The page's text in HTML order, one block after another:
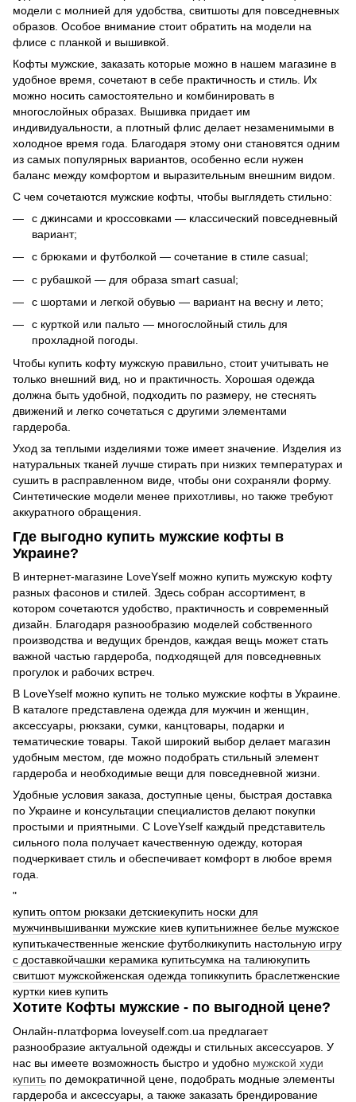
модели с молнией для удобства, свитшоты для повседневных
образов. Особое внимание стоит обратить на модели на
флисе с планкой и вышивкой.
Кофты мужские, заказать которые можно в нашем магазине в
удобное время, сочетают в себе практичность и стиль. Их
можно носить самостоятельно и комбинировать в
многослойных образах. Вышивка придает им
индивидуальности, а плотный флис делает незаменимыми в
холодное время года. Благодаря этому они становятся одним
из самых популярных вариантов, особенно если нужен
баланс между комфортом и выразительным внешним видом.
С чем сочетаются мужские кофты, чтобы выглядеть стильно:
с джинсами и кроссовками — классический повседневный
вариант;
с брюками и футболкой — сочетание в стиле casual;
с рубашкой — для образа smart casual;
с шортами и легкой обувью — вариант на весну и лето;
с курткой или пальто — многослойный стиль для
прохладной погоды.
Чтобы купить кофту мужскую правильно, стоит учитывать не
только внешний вид, но и практичность. Хорошая одежда
должна быть удобной, подходить по размеру, не стеснять
движений и легко сочетаться с другими элементами
гардероба.
Уход за теплыми изделиями тоже имеет значение. Изделия из
натуральных тканей лучше стирать при низких температурах и
сушить в расправленном виде, чтобы они сохраняли форму.
Синтетические модели менее прихотливы, но также требуют
аккуратного обращения.
Где выгодно купить мужские кофты в
Украине?
В интернет-магазине LoveYself можно купить мужскую кофту
разных фасонов и стилей. Здесь собран ассортимент, в
котором сочетаются удобство, практичность и современный
дизайн. Благодаря разнообразию моделей собственного
производства и ведущих брендов, каждая вещь может стать
важной частью гардероба, подходящей для повседневных
прогулок и рабочих встреч.
В LoveYself можно купить не только мужские кофты в Украине.
В каталоге представлена одежда для мужчин и женщин,
аксессуары, рюкзаки, сумки, канцтовары, подарки и
тематические товары. Такой широкий выбор делает магазин
удобным местом, где можно подобрать стильный элемент
гардероба и необходимые вещи для повседневной жизни.
Удобные условия заказа, доступные цены, быстрая доставка
по Украине и консультации специалистов делают покупки
простыми и приятными. С LoveYself каждый представитель
сильного пола получает качественную одежду, которая
подчеркивает стиль и обеспечивает комфорт в любое время
года.
"
купить оптом рюкзаки детскиекупить носки для
мужчинвышиванки мужские киев купитьнижнее белье мужское
купитькачественные женские футболкикупить настольную игру
с доставкойчашки керамика купитьсумка на талиюкупить
свитшот мужскойженская одежда топиккупить браслетженские
куртки киев купить
Хотите Кофты мужские - по выгодной цене?
Онлайн-платформа loveyself.com.ua предлагает
разнообразие актуальной одежды и стильных аксессуаров. У
нас вы имеете возможность быстро и удобно мужской худи
купить по демократичной цене, подобрать модные элементы
гардероба и аксессуары, а также заказать брендирование